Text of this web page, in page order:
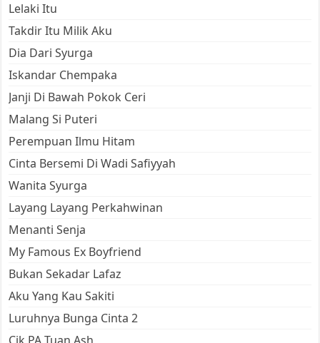
Lelaki Itu
Takdir Itu Milik Aku
Dia Dari Syurga
Iskandar Chempaka
Janji Di Bawah Pokok Ceri
Malang Si Puteri
Perempuan Ilmu Hitam
Cinta Bersemi Di Wadi Safiyyah
Wanita Syurga
Layang Layang Perkahwinan
Menanti Senja
My Famous Ex Boyfriend
Bukan Sekadar Lafaz
Aku Yang Kau Sakiti
Luruhnya Bunga Cinta 2